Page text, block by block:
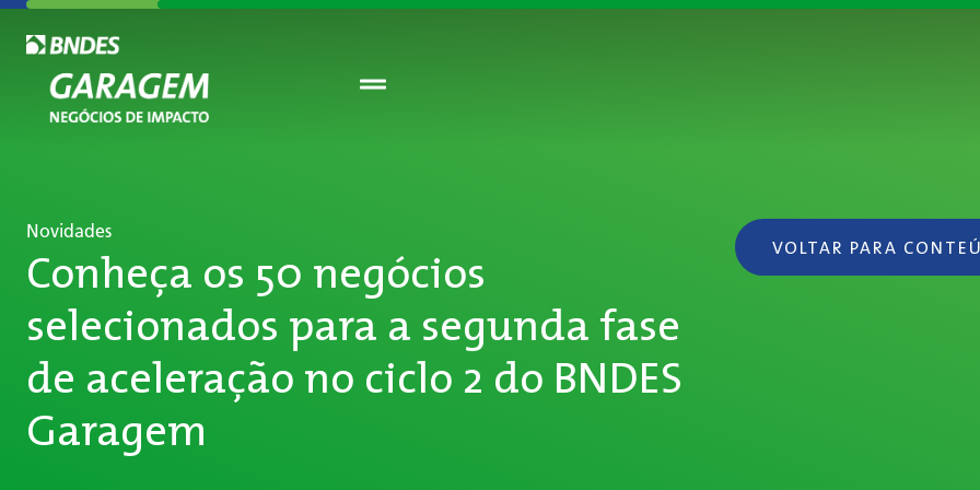
Novidades
Conheça os 50 negócios
selecionados para a segunda fase
de aceleração no ciclo 2 do BNDES
Garagem
VOLTAR PARA